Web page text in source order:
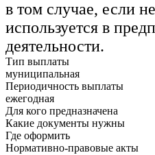
в том случае, если
используется в
деятельности.
Тип выплаты
муниципальная
Периодичность выплаты
ежегодная
Для кого предназначена
Какие документы нужны
Где оформить
Нормативно-правовые акты